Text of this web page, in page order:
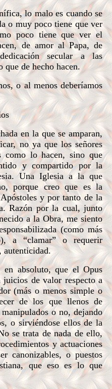
lo malo es cuando se
o muy poco tiene que ver
poco tiene que ver el
de amor al Papa, de
secular a las
de hecho hacen.
o al menos deberíamos
en la que se amparan,
no ya que los señores
como lo hacen, sino que
y compartido por la
Una Iglesia a la que
porque creo que es la
y por tanto de la
Razón por la cual, junto
a la Obra, me siento
(como más
a “clamar” o requerir
autenticidad.
absoluto, que el Opus
juicios de valor respecto a
(más o menos simple o
de los que llenos de
o no, dejando
o sirviéndose ellos de la
se trata de nada de ello,
y actuaciones
canonizables, o puestos
que eso es lo que